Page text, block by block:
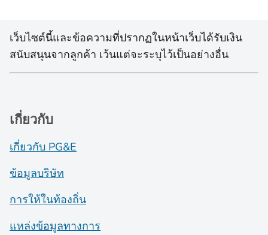
เว็บไซต์นี้และข้อความที่ปรากฏในหน้าเว็บได้รับเงิน
สนับสนุนจากลูกค้า เว้นแต่จะระบุไว้เป็นอย่างอื่น
เกี่ยวกับ
เกี่ยวกับ PG&E
ข้อมูลบริษัท
การให้ในท้องถิ่น
แหล่งข้อมูลทางการ